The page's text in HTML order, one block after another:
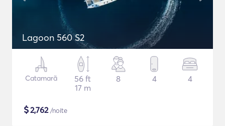
Lagoon 560 S2
Catamarã
56 ft
17 m
8 4 4
$2,762/noite